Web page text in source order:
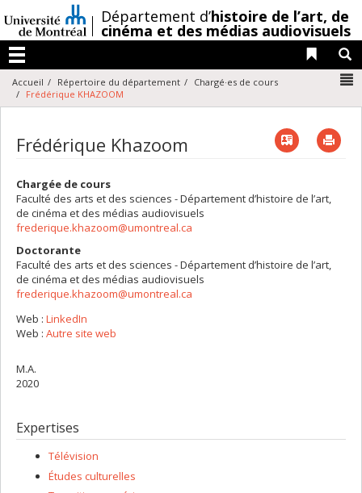
au
contenu
/Département d’histoire de l’art, de
cinéma et des médias audiovisuels
Menu
Liens
Accueil Répertoire du département
Chargé·es de cours
Frédérique KHAZOOM
Frédérique Khazoom Vcard
Chargée de cours
Faculté des arts et des sciences - Département d’histoire de l’art,
de cinéma et des médias audiovisuels
frederique.khazoom@umontreal.ca
Doctorante
Faculté des arts et des sciences - Département d’histoire de l’art,
de cinéma et des médias audiovisuels
frederique.khazoom@umontreal.ca
Web : LinkedIn
Web : Autre site web
M.A.
2020
Expertises
Télévision
Études culturelles